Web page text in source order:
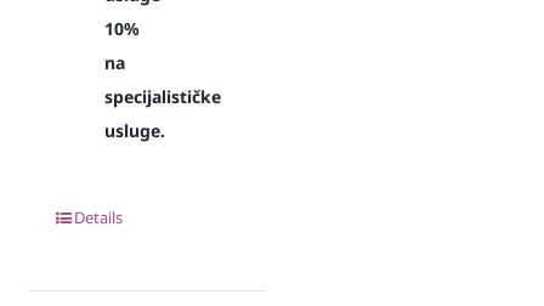
10%
na
specijalističke
usluge.
Details